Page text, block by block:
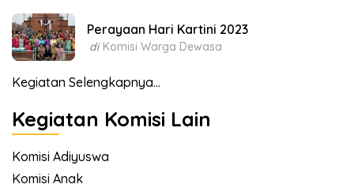
Perayaan Hari Kartini 2023
di Komisi Warga Dewasa
Kegiatan Selengkapnya...
Kegiatan Komisi Lain
Komisi Adiyuswa
Komisi Anak